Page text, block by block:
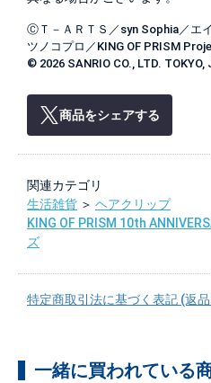
ⒸＴ－ＡＲＴＳ／syn Sophia／エ
ツノコプロ／KING OF PRISM
© 2026 SANRIO CO., LTD.
商品をシェアする
関連カテゴリ
生活雑貨 ＞ ヘアクリップ
KING OF PRISM 10th
ズ
特定商取引法に基づく表記 (返
一緒に買われている